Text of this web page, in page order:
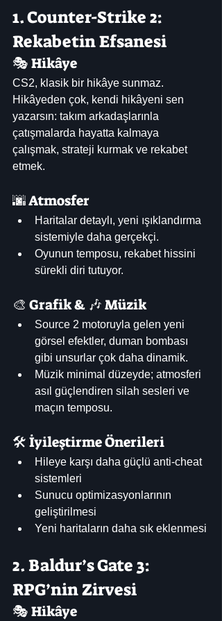
1. Counter-Strike 2:
Rekabetin Efsanesi
🎭 Hikâye
CS2, klasik bir hikâye sunmaz.
Hikâyeden çok, kendi hikâyeni sen
yazarsın: takım arkadaşlarınla
çatışmalarda hayatta kalmaya
çalışmak, strateji kurmak ve rekabet
etmek.
🌆 Atmosfer
Haritalar detaylı, yeni ışıklandırma
sistemiyle daha gerçekçi.
Oyunun temposu, rekabet hissini
sürekli diri tutuyor.
🎨 Grafik & 🎶 Müzik
Source 2 motoruyla gelen yeni
görsel efektler, duman bombası
gibi unsurlar çok daha dinamik.
Müzik minimal düzeyde; atmosferi
asıl güçlendiren silah sesleri ve
maçın temposu.
🛠️ İyileştirme Önerileri
Hileye karşı daha güçlü anti-cheat
sistemleri
Sunucu optimizasyonlarının
geliştirilmesi
Yeni haritaların daha sık eklenmesi
2. Baldur’s Gate 3:
RPG’nin Zirvesi
🎭 Hikâye